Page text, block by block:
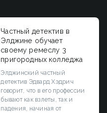
Частный детектив в
Элджине обучает
своему ремеслу 3
пригородных колледжа
Элджинский частный
детектив Эдвард Хэдрич
говорит, что в его профессии
бывают как взлеты, так и
падения, начиная от